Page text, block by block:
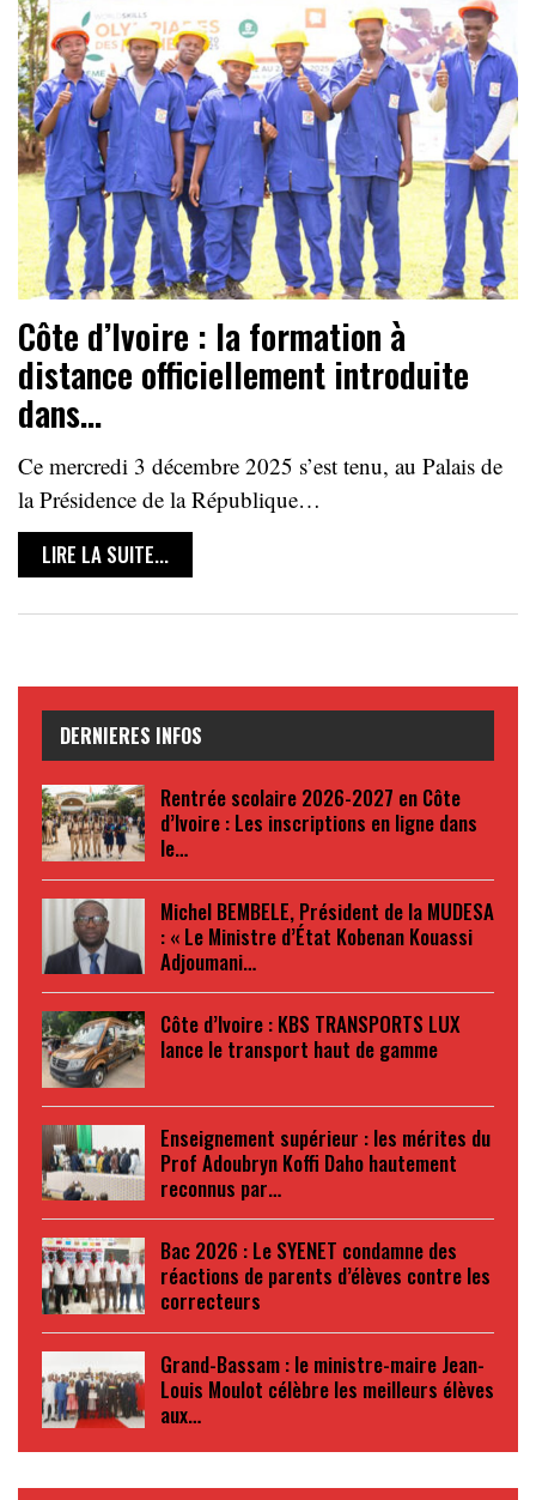
Côte d’Ivoire : la formation à
distance officiellement introduite
dans…
Ce mercredi 3 décembre 2025 s’est tenu, au Palais de
la Présidence de la République…
LIRE LA SUITE...
DERNIERES INFOS
Rentrée scolaire 2026-2027 en Côte
d’Ivoire : Les inscriptions en ligne dans
le…
Michel BEMBELE, Président de la MUDESA
: « Le Ministre d’État Kobenan Kouassi
Adjoumani…
Côte d’Ivoire : KBS TRANSPORTS LUX
lance le transport haut de gamme
Enseignement supérieur : les mérites du
Prof Adoubryn Koffi Daho hautement
reconnus par…
Bac 2026 : Le SYENET condamne des
réactions de parents d’élèves contre les
correcteurs
Grand-Bassam : le ministre-maire Jean-
Louis Moulot célèbre les meilleurs élèves
aux…